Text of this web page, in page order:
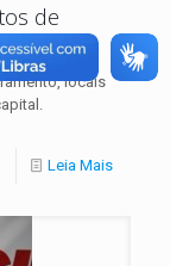
de
locais
Leia Mais